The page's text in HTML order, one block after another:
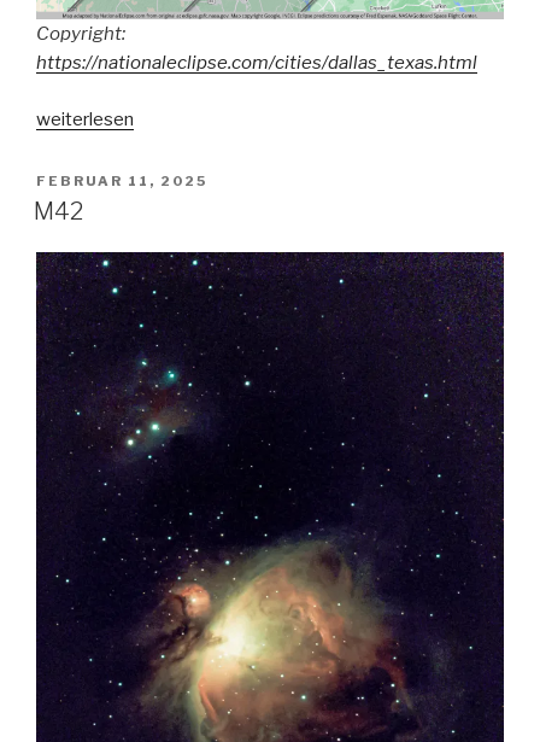
Copyright:
https://nationaleclipse.com/cities/dallas_texas.html
„Sonnenfinsternis
weiterlesen
VERÖFFENTLICHT
AM
FEBRUAR 11, 2025
M42